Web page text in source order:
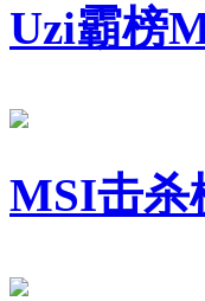
Uzi霸榜
MSI击杀